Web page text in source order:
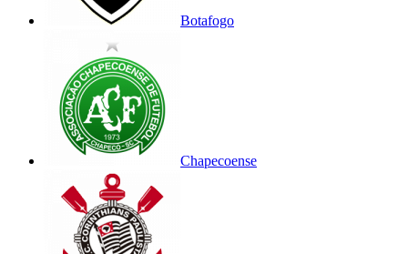
Botafogo
Chapecoense